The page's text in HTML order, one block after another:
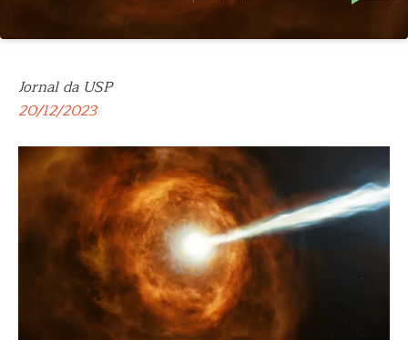
Jornal da USP
20/12/2023